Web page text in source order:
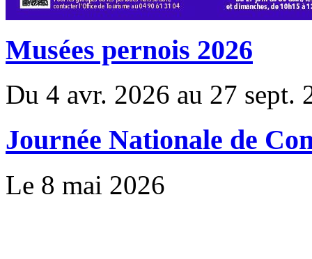
Musées pernois 2026
Du 4 avr. 2026 au 27 sept.
Journée Nationale de
Le 8 mai 2026